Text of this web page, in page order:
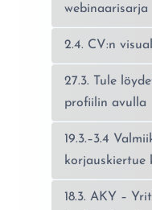
webinaarisarja
2.4. CV:n
27.3. Tule
profiilin avulla
19.3.–3.4
korjauskiertue
18.3. AKY –